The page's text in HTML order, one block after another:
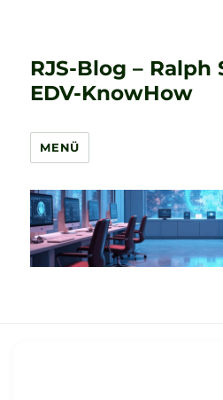
RJS-Blog – Ralph
EDV-KnowHow
MENÜ